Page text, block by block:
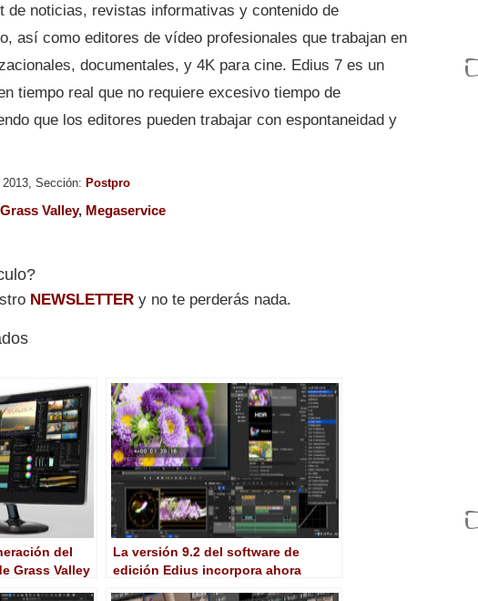
de noticias, revistas informativas y contenido de
así como editores de vídeo profesionales que trabajan en
documentales, y 4K para cine. Edius 7 es un
tiempo real que no requiere excesivo tiempo de
que los editores pueden trabajar con espontaneidad y
2013, Sección: Postpro
Grass Valley, Megaservice
NEWSLETTER y no te perderás nada.
del
Grass Valley
La versión 9.2 del software de
edición Edius incorpora ahora